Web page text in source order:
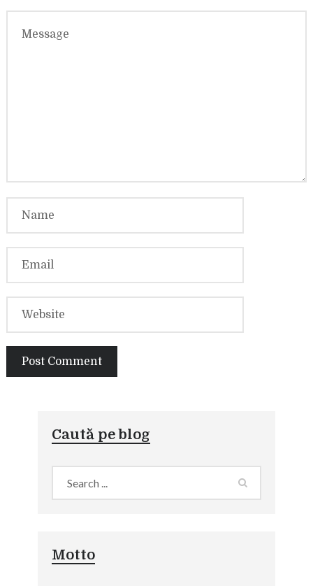
Caută pe blog
Motto